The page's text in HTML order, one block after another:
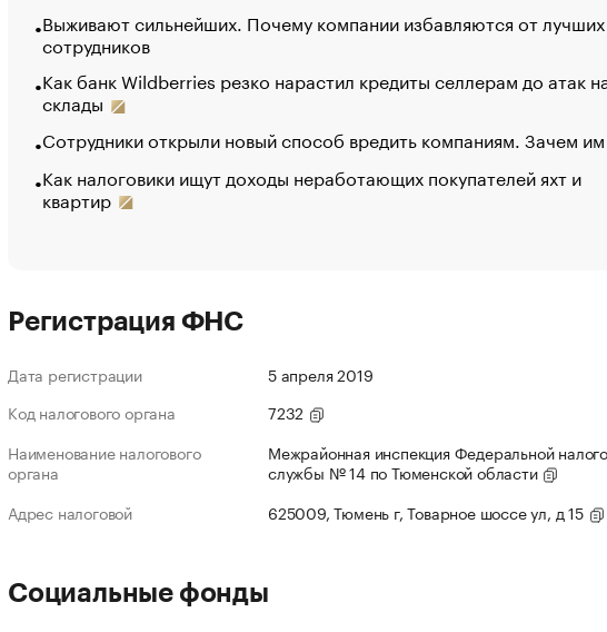
Выживают сильнейших. Почему компании избавляются от лучших
сотрудников
Как банк Wildberries резко нарастил кредиты селлерам до атак
склады
Сотрудники открыли новый способ вредить компаниям. Зачем
Как налоговики ищут доходы неработающих покупателей яхт и
квартир
Регистрация ФНС
Дата регистрации
5 апреля 2019
Код налогового органа
7232
Наименование налогового
органа
Межрайонная инспекция Федеральной
службы № 14 по Тюменской области
Адрес налоговой
625009, Тюмень г, Товарное шоссе ул, д 15
Социальные фонды